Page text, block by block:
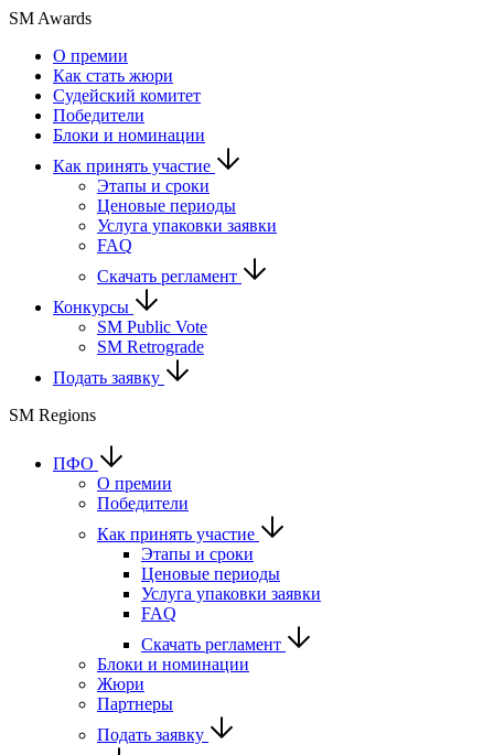
SM Awards
О премии
Как стать жюри
Судейский комитет
Победители
Блоки и номинации
Как принять участие
Этапы и сроки
Ценовые периоды
Услуга упаковки заявки
FAQ
Скачать регламент
Конкурсы
SM Public Vote
SM Retrograde
Подать заявку
SM Regions
ПФО
О премии
Победители
Как принять участие
Этапы и сроки
Ценовые периоды
Услуга упаковки заявки
FAQ
Скачать регламент
Блоки и номинации
Жюри
Партнеры
Подать заявку